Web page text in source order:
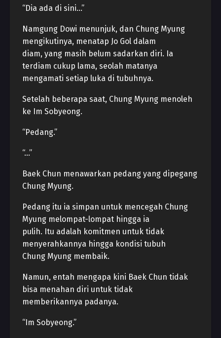
“Dia ada di sini…”
Namgung Dowi menunjuk, dan Chung Myung
mengikutinya, menatap Jo Gol dalam
diam, yang masih belum sadarkan diri. Ia
terdiam cukup lama, seolah matanya
mengamati setiap luka di tubuhnya.
Setelah beberapa saat, Chung Myung menoleh
ke Im Sobyeong.
“Pedang.”
“…”
Baek Chun menawarkan pedang yang dipegang
Chung Myung.
Pedang itu ia simpan untuk mencegah Chung
Myung melompat-lompat hingga ia
pulih. Itu adalah komitmen untuk tidak
menyerahkannya hingga kondisi tubuh
Chung Myung membaik.
Namun, entah mengapa kini Baek Chun tidak
bisa menahan diri untuk tidak
memberikannya padanya.
“Im Sobyeong.”